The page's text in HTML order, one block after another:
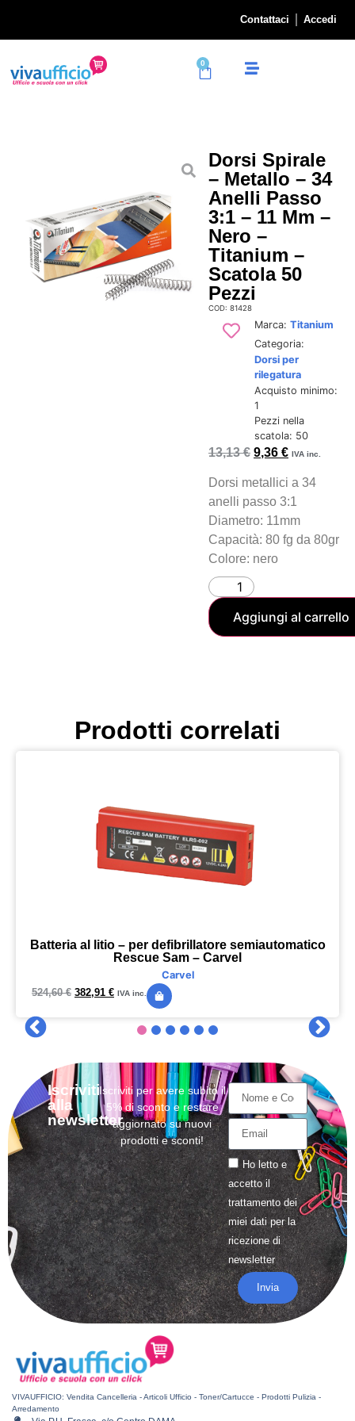
Contattaci Accedi
0
Dorsi Spirale
– Metallo – 34
Anelli Passo
3:1 – 11 Mm –
Nero –
Titanium –
Scatola 50
Pezzi
COD: 81428
Marca: Titanium
Categoria:
Dorsi per
rilegatura
Acquisto minimo:
1
Pezzi nella
scatola: 50
13,13€ 9,36€ IVA inc.
Dorsi metallici a 34
anelli passo 3:1
Diametro: 11mm
Capacità: 80 fg da 80gr
Colore: nero
Aggiungi al carrello
Prodotti correlati
Batteria al litio – per defibrillatore semiautomatico
Rescue Sam – Carvel
Carvel
524,60€ 382,91 € IVA inc.
Iscriviti
alla
newsletter
Iscriviti per avere subito il
5% di sconto e restare
aggiornato su nuovi
prodotti e sconti!
Ho letto e
accetto il
trattamentodei
miei dati per la
ricezione di
newsletter
Invia
VIVAUFFICIO: Vendita Cancelleria - Articoli Ufficio - Toner/Cartucce - Prodotti Pulizia -
Arredamento